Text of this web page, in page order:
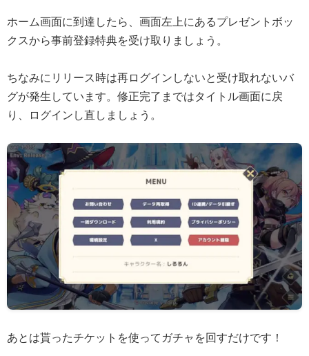
ホーム画面に到達したら、画面左上にあるプレゼントボッ
クスから事前登録特典を受け取りましょう。
ちなみにリリース時は再ログインしないと受け取れないバ
グが発生しています。修正完了まではタイトル画面に戻
り、ログインし直しましょう。
あとは貰ったチケットを使ってガチャを回すだけです！